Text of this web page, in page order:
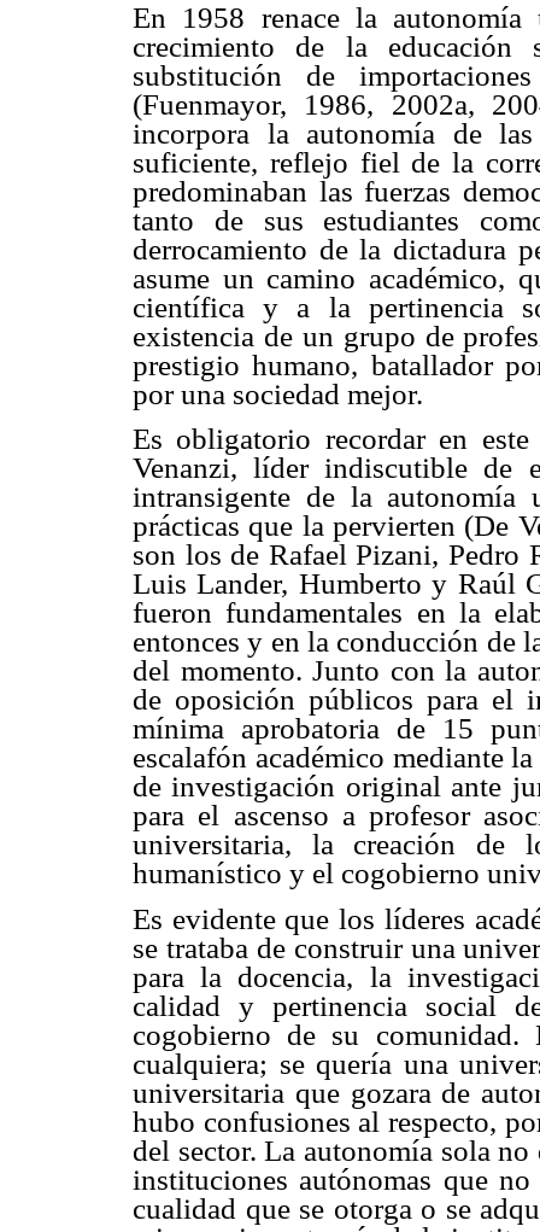
En 1958 renace la
crecimiento de la
substitución de
(Fuenmayor, 1986, 2002a,
incorpora la autonomía de
suficiente, reflejo fiel de la
predominaban las fuerzas
tanto de sus estudiantes
derrocamiento de la dictadura
asume un camino académico,
científica y a la pertinencia
existencia de un grupo de
prestigio humano, batallador
por una sociedad mejor.
Es obligatorio recordar en
Venanzi, líder indiscutible de
intransigente de la
prácticas que la pervierten (De
son los de Rafael Pizani, Pedro
Luis Lander, Humberto y Raúl
fueron fundamentales en la
entonces y en la conducción de
del momento. Junto con la
de oposición públicos para el
mínima aprobatoria de 15
escalafón académico mediante
de investigación original ante
para el ascenso a profesor
universitaria, la creación de
humanístico y el cogobierno
Es evidente que los líderes
se trataba de construir una
para la docencia, la
calidad y pertinencia social
cogobierno de su
cualquiera; se quería una
universitaria que gozara de
hubo confusiones al respecto,
del sector. La autonomía sola
instituciones autónomas que
cualidad que se otorga o se